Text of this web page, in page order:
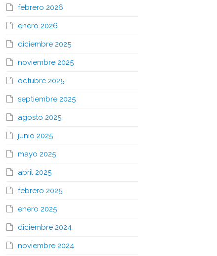
febrero 2026
enero 2026
diciembre 2025
noviembre 2025
octubre 2025
septiembre 2025
agosto 2025
junio 2025
mayo 2025
abril 2025
febrero 2025
enero 2025
diciembre 2024
noviembre 2024